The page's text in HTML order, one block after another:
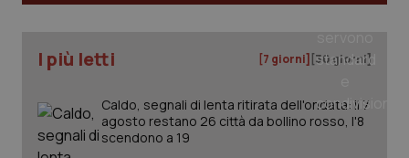
I più letti [7 giorni] [30 giorni]
Caldo, segnali di lenta ritirata dell'ondata: il 7
agosto restano 26 città da bollino rosso, l'8
scendono a 19
tracking-sites-ironfish-